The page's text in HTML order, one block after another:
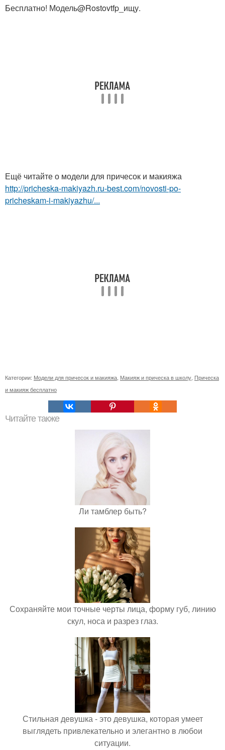
Бесплатно! Модель@Rostovtfp_ищу.
Ещё читайте о модели для причесок и макияжа
http://pricheska-makiyazh.ru-best.com/novosti-po-
pricheskam-i-makiyazhu/...
Категории: Модели для причесок и макияжа Макияж и прическа в школу Прическа
и макияж бесплатно
Читайте также
Ли тамблер быть?
Сохраняйте мои точные черты лица, форму губ, линию
скул, носа и разрез глаз.
Стильная девушка - это девушка, которая умеет
выглядеть привлекательно и элегантно в любои
ситуации.